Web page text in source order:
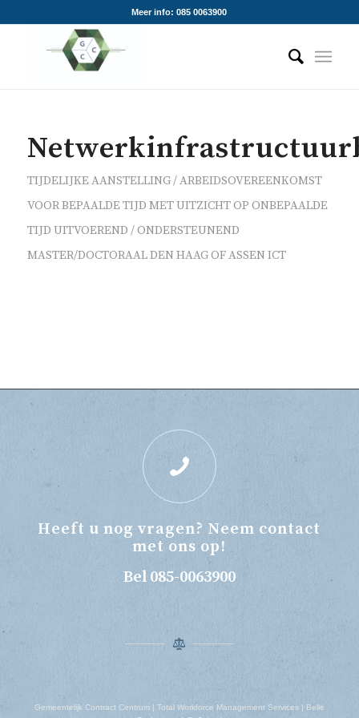
Meer info: 085 0063900
TIJDELIJKE AANSTELLING / ARBEIDSOVEREENKOMST
VOOR BEPAALDE TIJD MET UITZICHT OP ONBEPAALDE
TIJD UITVOEREND / ONDERSTEUNEND
MASTER/DOCTORAALDEN HAAG OF ASSENICT
Heeft u nog vragen? Neem contact
met ons op!
Bel 085-0063900
Gemeentelijk Contract Centrum | Total Workforce Management Services | Belle